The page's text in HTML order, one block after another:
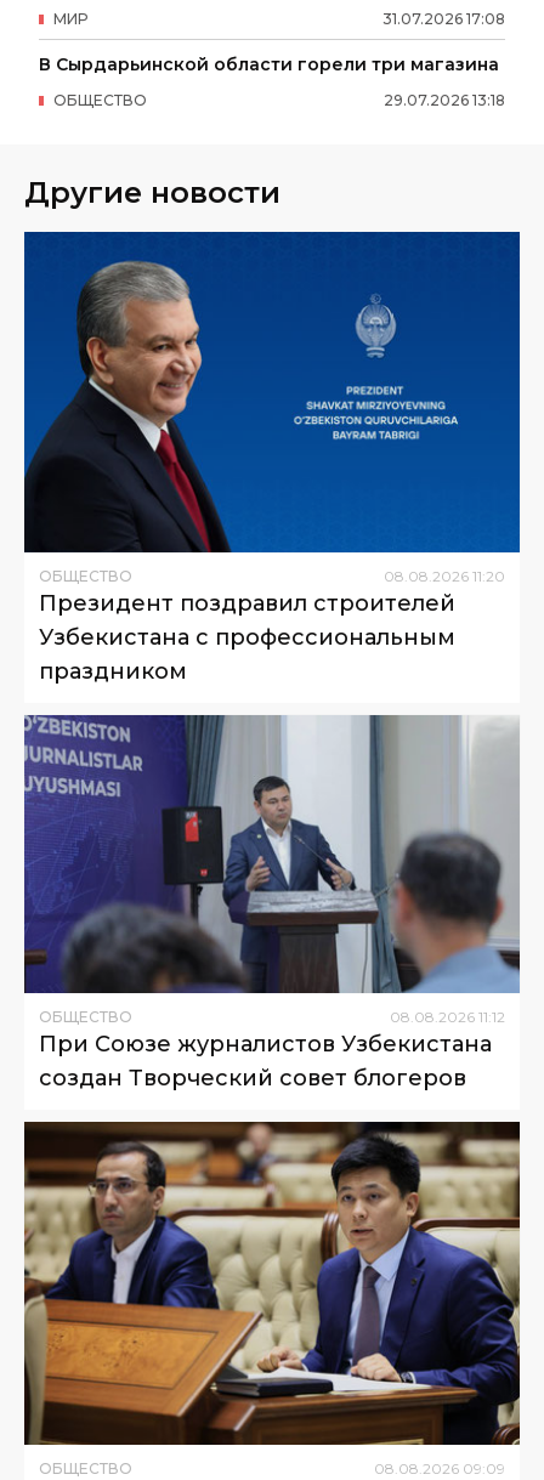
31.07.2026 17:08
МИР
В Сырдарьинской области горели три магазина
29.07.2026 13:18
ОБЩЕСТВО
Другие новости
ОБЩЕСТВО 08 08 2026 11:20
Президент поздравил строителей
Узбекистана с профессиональным
праздником
ОБЩЕСТВО 08.08.2026 11:12
При Союзе журналистов Узбекистана
создан Творческий совет блогеров
ОБЩЕСТВО 08 08 2026 09:09